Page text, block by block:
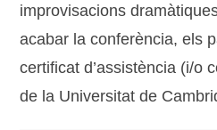
improvisacions
acabar la conferència, els
certificat d’assistència (i/o
de la Universitat de